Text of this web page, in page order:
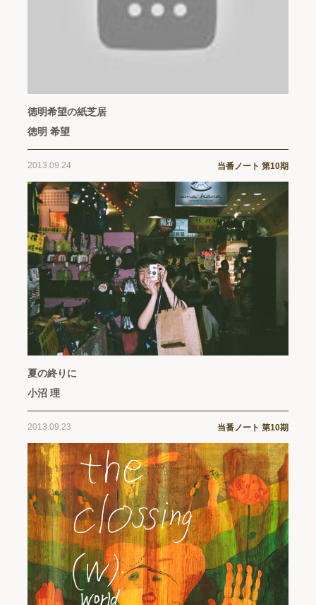
徳明希望の紙芝居
徳明 希望
2013.09.24 当番ノート 第10期
夏の終りに
小沼 理
2013.09.23 当番ノート 第10期